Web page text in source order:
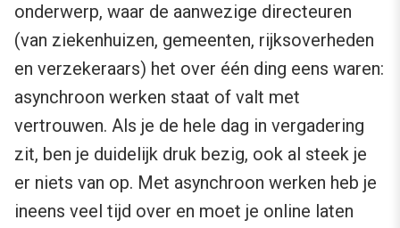
onderwerp, waar de aanwezige directeuren
(van ziekenhuizen, gemeenten, rijksoverheden
en verzekeraars) het over één ding eens waren:
asynchroon werken staat of valt met
vertrouwen. Als je de hele dag in vergadering
zit, ben je duidelijk druk bezig, ook al steek je
er niets van op. Met asynchroon werken heb je
ineens veel tijd over en moet je online laten